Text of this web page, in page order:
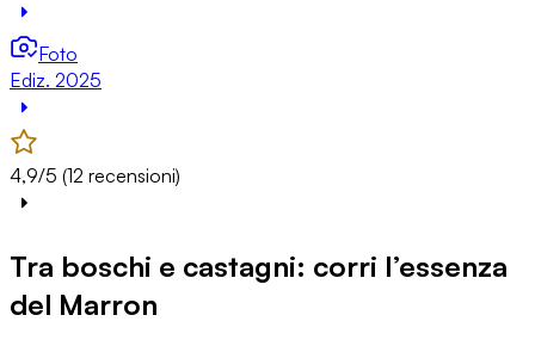
Foto
Ediz. 2025
4,9/5 (12 recensioni)
Tra boschi e castagni: corri l’essenza
del Marron